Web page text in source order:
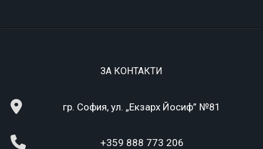
ЗА КОНТАКТИ
гр. София, ул. „Екзарх Йосиф” №81
+359 888 773 206